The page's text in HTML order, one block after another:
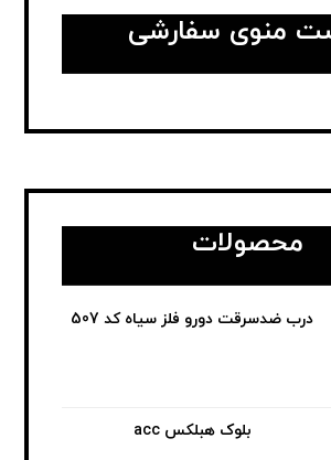
منوی سفارشی
محصولات
درب ضدسرقت دورو فلز سیاه کد 507
بلوک هبلکس acc